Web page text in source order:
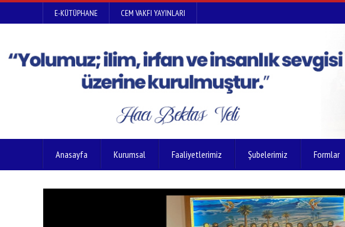
E-KÜTÜPHANE CEM VAKFI YAYINLARI
Anasayfa Kurumsal Faaliyetlerimiz Şubelerimiz Formlar